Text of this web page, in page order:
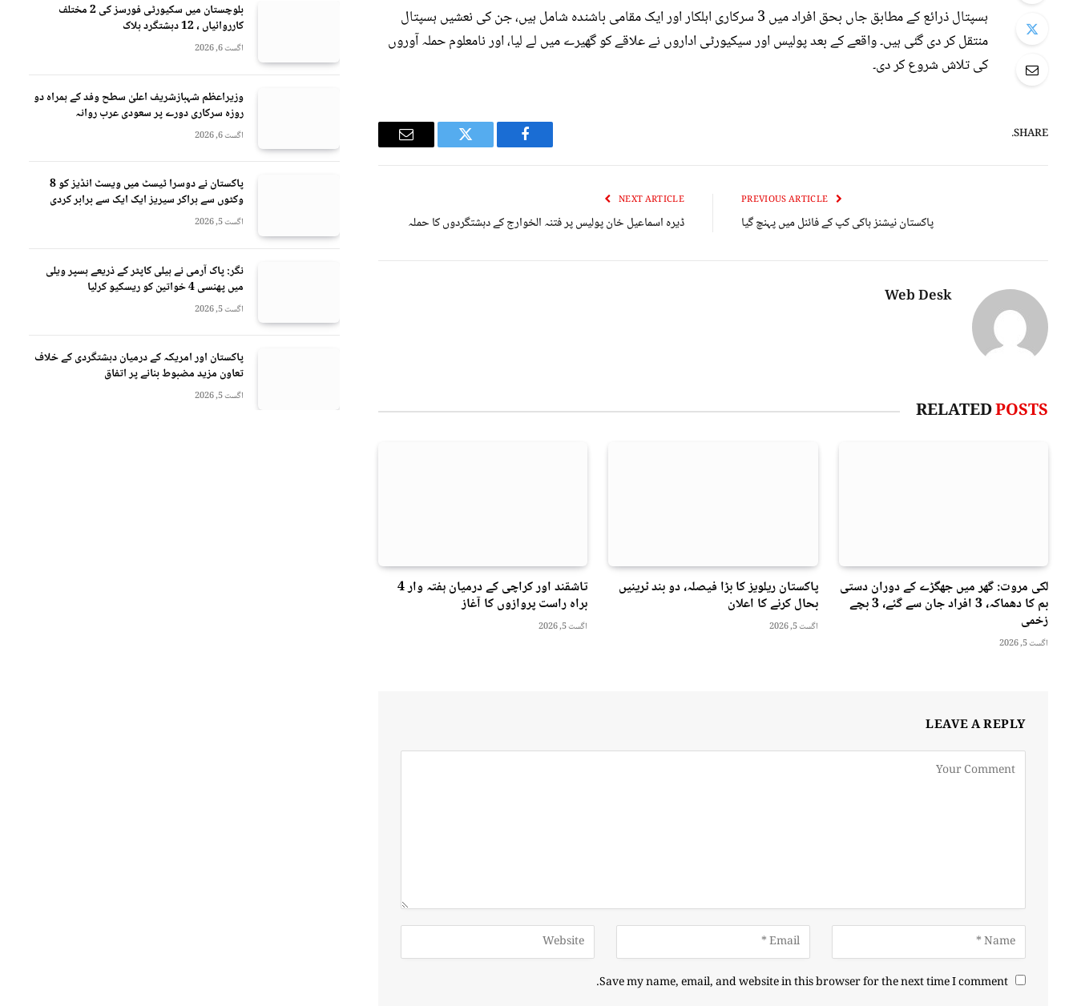
ہسپتال ذرائع کے مطابق جاں بحق افراد میں 3 سرکاری اہلکار اور ایک مقامی باشندہ شامل ہیں، جن کی نعشیں ہسپتال
منتقل کر دی گئی ہیں۔ واقعے کے بعد پولیس اور سیکیورٹی اداروں نے علاقے کو گھیرے میں لے لیا، اور نامعلوم حملہ آوروں
کی تلاش شروع کر دی۔
SHARE.
Facebook
Twitter
Email
پاکستان نیشنز ہاکی کپ کے فائنل میں پہنچ گیا
NEXT ARTICLE
ڈیرہ اسماعیل خان پولیس پر فتنہ الخوارج کے دہشتگردوں کا حملہ
Web Desk
RELATEDPOSTS
لکی مروت: گھر میں جھگڑے کے دوران دستی
بم کا دھماکہ، 3 افراد جان سے گئے، 3 بچے
زخمی
اگست 5, 2026
پاکستان ریلویز کا بڑا فیصلہ، دو بند ٹرینیں
بحال کرنے کا اعلان
اگست 5, 2026
تاشقند اور کراچی کے درمیان ہفتہ وار 4
براہ راست پروازوں کا آغاز
اگست 5, 2026
LEAVE A REPLY
Save my name, email, and website in this browser for the next time I comment.
بلوچستان میں سکیورٹی فورسز کی 2 مختلف
کارروائیاں ، 12 دہشتگرد ہلاک
اگست 6, 2026
وزیراعظم شہبازشریف اعلیٰ سطح وفد کے ہمراہ دو
روزه سرکاری دورے پر سعودی عرب روانہ
اگست 6, 2026
پاکستان نے دوسرا ٹیسٹ میں ویسٹ انڈیز کو 8
وکٹوں سے ہراکر سیریز ایک ایک سے برابر کردی
اگست 5, 2026
نگر: پاک آرمی نے ہیلی کاپٹر کے ذریعے ہسپر ویلی
میں پھنسی 4 خواتین کو ریسکیو کرلیا
اگست 5, 2026
پاکستان اور امریکہ کے درمیان دہشتگردی کے خلاف
تعاون مزید مضبوط بنانے پر اتفاق
اگست 5, 2026